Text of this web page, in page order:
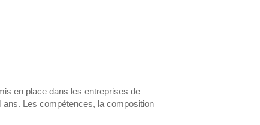
en place dans les entreprises de
Les compétences, la composition